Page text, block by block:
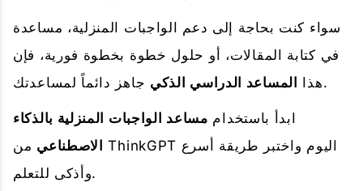
سواء كنت بحاجة إلى دعم الواجبات المنزلية، مساعدة
في كتابة المقالات، أو حلول خطوة بخطوة فورية، فإن
هذا
المساعد الدراسي الذكي جاهز دائماً لمساعدتك.
ابدأ باستخدام مساعد الواجبات المنزلية بالذكاء
الاصطناعي من ThinkGPT اليوم واختبر طريقة أسرع
وأذكى للتعلم.